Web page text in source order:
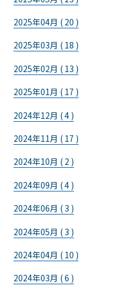
2025年04月 ( 20 )
2025年03月 ( 18 )
2025年02月 ( 13 )
2025年01月 ( 17 )
2024年12月 ( 4 )
2024年11月 ( 17 )
2024年10月 ( 2 )
2024年09月 ( 4 )
2024年06月 ( 3 )
2024年05月 ( 3 )
2024年04月 ( 10 )
2024年03月 ( 6 )